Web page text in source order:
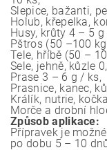
Slepice, bažanti,
Holub, křepelka,
Husy, krůty 4 – 5
Pštros (50 –100
Tele, hříbě (50 –
Sele, jehně, kůzle
Prase 3 – 6 g / ks,
Prasnice, kanec,
Králík, nutrie,
Morče a drobní
Způsob aplikace:
Přípravek je
po dobu 5 – 10